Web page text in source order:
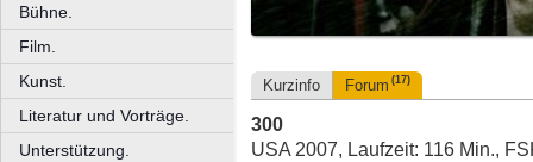
Bühne.
Film.
Kunst.
Literatur und Vorträge.
Unterstützung.
Kurzinfo Forum (17)
300
USA 2007, Laufzeit: 116 Min.,